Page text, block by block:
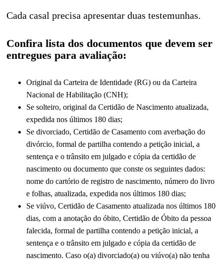
Cada casal precisa apresentar duas testemunhas.
Confira lista dos documentos que devem ser
entregues para avaliação:
Original da Carteira de Identidade (RG) ou da Carteira
Nacional de Habilitação (CNH);
Se solteiro, original da Certidão de Nascimento atualizada,
expedida nos últimos 180 dias;
Se divorciado, Certidão de Casamento com averbação do
divórcio, formal de partilha contendo a petição inicial, a
sentença e o trânsito em julgado e cópia da certidão de
nascimento ou documento que conste os seguintes dados:
nome do cartório de registro de nascimento, número do livro
e folhas, atualizada, expedida nos últimos 180 dias;
Se viúvo, Certidão de Casamento atualizada nos últimos 180
dias, com a anotação do óbito, Certidão de Óbito da pessoa
falecida, formal de partilha contendo a petição inicial, a
sentença e o trânsito em julgado e cópia da certidão de
nascimento. Caso o(a) divorciado(a) ou viúvo(a) não tenha